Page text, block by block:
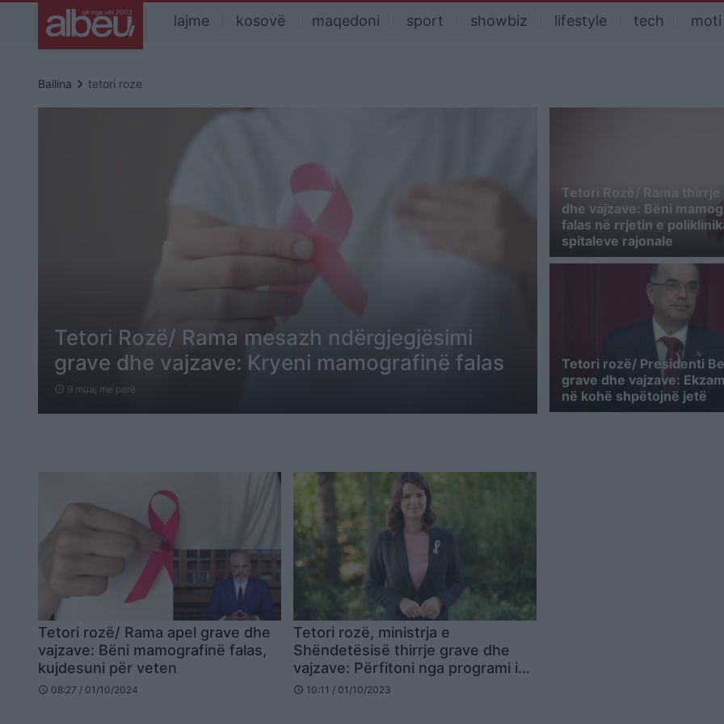
lajme kosovë maqedoni sport showbiz lifestyle tech moti
Ballina keyboard_arrow_right tetori roze
Tetori Rozë/ Rama mesazh ndërgjegjësimi
grave dhe vajzave: Kryeni mamografinë falas
schedule 9 muaj me parë
Tetori Rozë/ Rama thirrje
dhe vajzave: Bëni
falas në rrjetin e
spitaleve rajonale
Tetori rozë/ Presidenti
grave dhe vajzave:
në kohë shpëtojnë jetë
Tetori rozë/ Rama apel grave dhe
vajzave: Bëni mamografinë falas,
kujdesuni për veten
schedule 08:27 / 01/10/2024
Tetori rozë, ministrja e
Shëndetësisë thirrje grave dhe
vajzave: Përfitoni nga programi i
mamografisë falas në të gjithë
schedule 10:11 / 01/10/2023